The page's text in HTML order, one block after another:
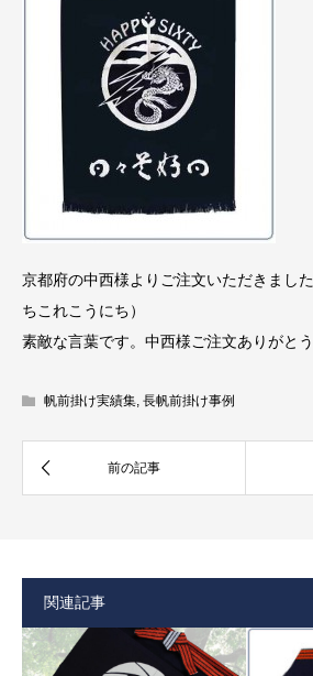
京都府の中西様よりご注文いただきまし
ちこれこうにち）
素敵な言葉です。中西様ご注文ありがとう
帆前掛け実績集 長帆前掛け事例
関連記事